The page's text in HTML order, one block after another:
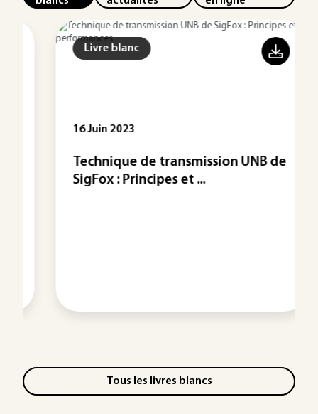
Livre blanc
16 Juin 2023
Technique de transmission UNB de
SigFox : Principes et ...
Tous les livres blancs